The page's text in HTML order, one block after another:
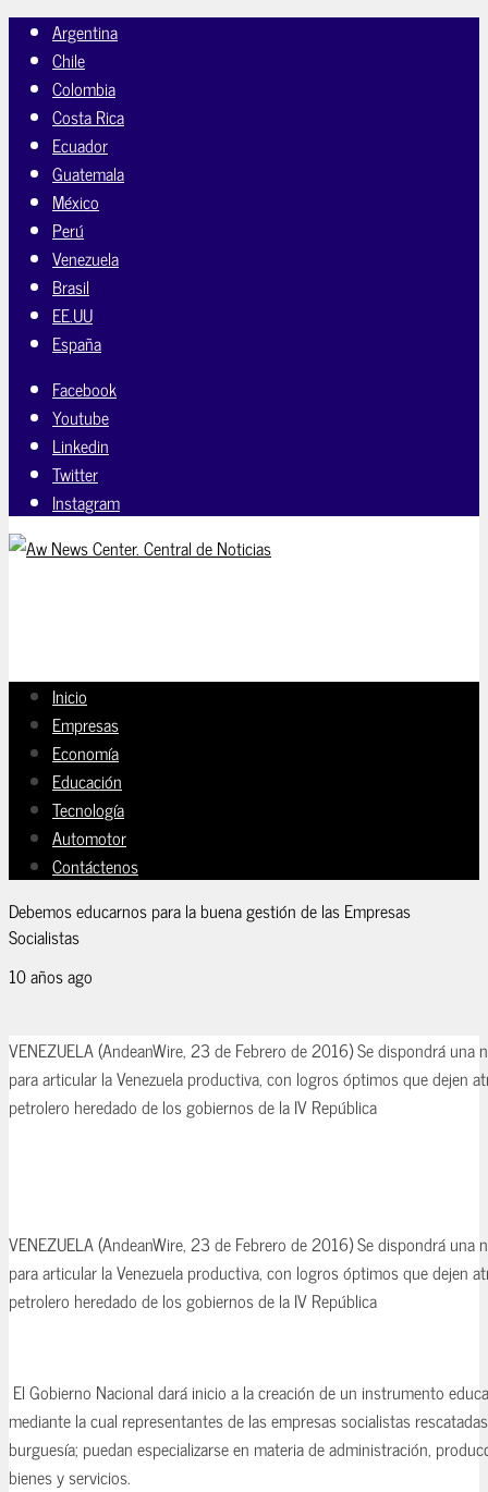
Argentina
Chile
Colombia
Costa Rica
Ecuador
Guatemala
México
Perú
Venezuela
Brasil
EE.UU
España
Facebook
Youtube
Linkedin
Twitter
Instagram
Inicio
Empresas
Economía
Educación
Tecnología
Automotor
Contáctenos
Debemos educarnos para la buena gestión de las Empresas
Socialistas
10 años ago
VENEZUELA (AndeanWire, 23 de Febrero de 2016) Se dispondrá una
para articular la Venezuela productiva, con logros óptimos que dejen
petrolero heredado de los gobiernos de la IV República
VENEZUELA (AndeanWire, 23 de Febrero de 2016) Se dispondrá una
para articular la Venezuela productiva, con logros óptimos que dejen
petrolero heredado de los gobiernos de la IV República
El Gobierno Nacional dará inicio a la creación de un instrumento
mediante la cual representantes de las empresas socialistas
burguesía; puedan especializarse en materia de administración,
bienes y servicios.